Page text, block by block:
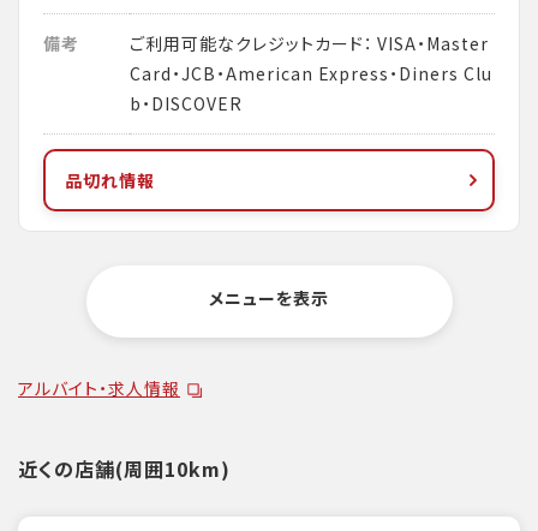
備考
ご利用可能なクレジットカード： VISA・Master
Card・JCB・American Express・Diners Clu
b・DISCOVER
品切れ情報
メニューを表示
アルバイト・求人情報
近くの店舗(周囲10km)